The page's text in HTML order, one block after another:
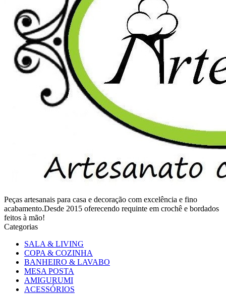
Peças artesanais para casa e decoração com excelência e fino
acabamento.Desde 2015 oferecendo requinte em crochê e bordados
feitos à mão!
Categorias
SALA & LIVING
COPA & COZINHA
BANHEIRO & LAVABO
MESA POSTA
AMIGURUMI
ACESSÓRIOS